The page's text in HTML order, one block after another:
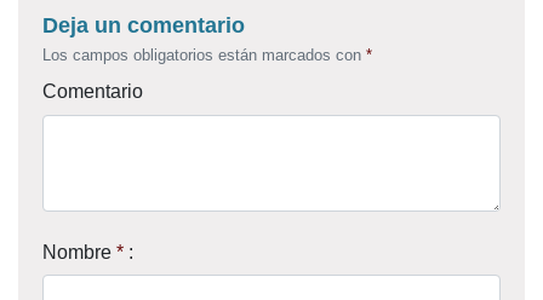
Deja un comentario
Los campos obligatorios están marcados con *
Comentario
Nombre * :